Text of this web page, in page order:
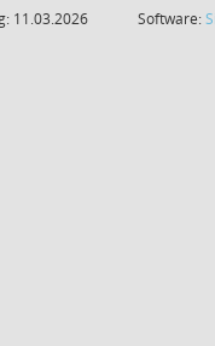
11.03.2026
Software: